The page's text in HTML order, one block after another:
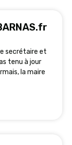
secrétaire et
tenu à jour
la maire